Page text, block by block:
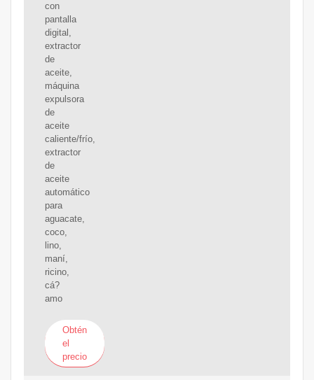
con
pantalla
digital,
extractor
de
aceite,
máquina
expulsora
de
aceite
caliente/frío,
extractor
de
aceite
automático
para
aguacate,
coco,
lino,
maní,
ricino,
cá?
amo
Obtén
el
precio